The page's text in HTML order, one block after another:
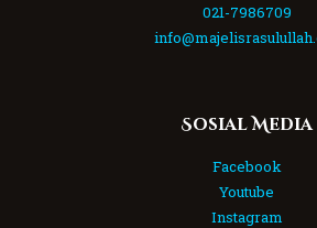
021-7986709
Sosial Media
Facebook
Youtube
Instagram